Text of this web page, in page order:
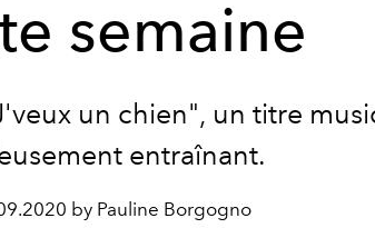
semaine
un chien", un titre
entraînant.
by Pauline Borgogno